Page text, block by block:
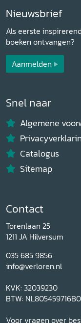
Nieuwsbrief
Als eerste
boeken ontvangen?
Aanmelden
Snel naar
Algemene
Catalogus
Sitemap
Contact
Torenlaan 25
1211 JA Hilversum
035 685 9856
info@verloren.nl
KVK: 32039230
BTW:
Voor vragen over